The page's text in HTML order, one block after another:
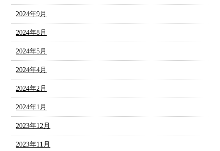
2024年9月
2024年8月
2024年5月
2024年4月
2024年2月
2024年1月
2023年12月
2023年11月